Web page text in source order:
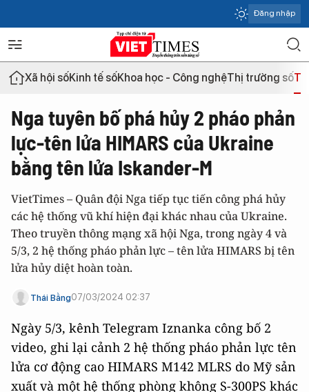
Đăng nhập
Xã hội sốKinh tế sốKhoa học - Công nghệThị trường số
Nga tuyên bố phá hủy 2 pháo phản
lực-tên lửa HIMARS của Ukraine
bằng tên lửa Iskander-M
VietTimes – Quân đội Nga tiếp tục tiến công phá hủy
các hệ thống vũ khí hiện đại khác nhau của Ukraine.
Theo truyền thông mạng xã hội Nga, trong ngày 4 và
5/3, 2 hệ thống pháo phản lực – tên lửa HIMARS bị tên
lửa hủy diệt hoàn toàn.
Thái Bằng07/03/2024 02:37
Ngày 5/3, kênh Telegram Iznanka công bố 2
video, ghi lại cảnh 2 hệ thống pháo phản lực tên
lửa cơ động cao HIMARS M142 MLRS do Mỹ sản
xuất và một hệ thống phòng không S-300PS khác